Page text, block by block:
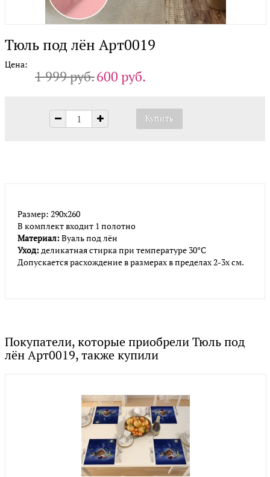
Тюль под лён Арт0019
Цена:
1 999 руб.600 руб.
Размер: 290х260
В комплект входит 1 полотно
Материал: Вуаль под лён
Уход: деликатная стирка при температуре 30°С
Допускается расхождение в размерах в пределах 2-3х см.
Покупатели, которые приобрели Тюль под
лён Арт0019, также купили